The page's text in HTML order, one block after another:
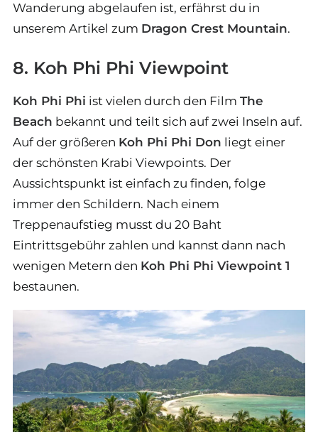
Wanderung abgelaufen ist, erfährst du in
unserem Artikel zum Dragon Crest Mountain.
8. Koh Phi Phi Viewpoint
Koh Phi Phi ist vielen durch den Film The
Beach bekannt und teilt sich auf zwei Inseln auf.
Auf der größeren Koh Phi Phi Don liegt einer
der schönsten Krabi Viewpoints. Der
Aussichtspunkt ist einfach zu finden, folge
immer den Schildern. Nach einem
Treppenaufstieg musst du 20 Baht
Eintrittsgebühr zahlen und kannst dann nach
wenigen Metern den Koh Phi Phi Viewpoint 1
bestaunen.